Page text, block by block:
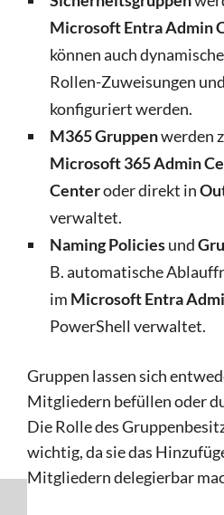
Microsoft Entra Admin
können auch
Rollen-Zuweisungen
konfiguriert werden.
M365 Gruppenwerden
Microsoft 365 Admin
Centeroder direkt in
verwaltet.
Naming Policiesund
B. automatische
im Microsoft Entra
PowerShell verwaltet.
Gruppen lassen sich
Mitgliedern befüllen oder
Die Rolle des
wichtig, da sie das
Mitgliedern delegierbar